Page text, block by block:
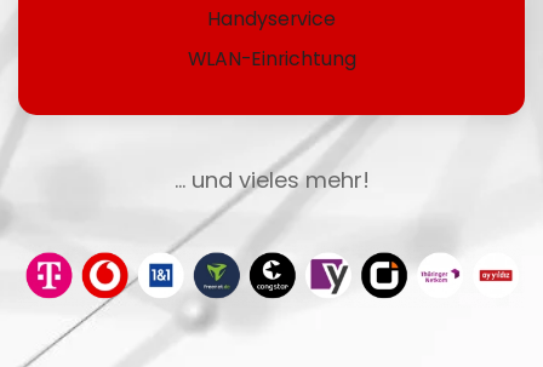
Handyservice
WLAN-Einrichtung
... und vieles mehr!